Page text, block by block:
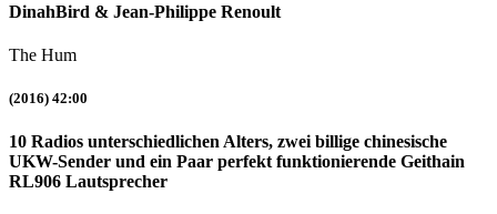
DinahBird & Jean-Philippe Renoult
The Hum
(2016) 42:00
10 Radios unterschiedlichen Alters, zwei billige chinesische
UKW-Sender und ein Paar perfekt funktionierende Geithain
RL906 Lautsprecher